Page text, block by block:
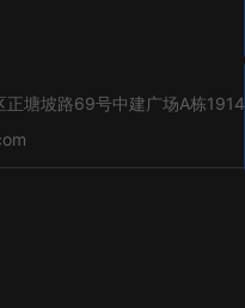
正塘坡路69号中建广场A栋1914